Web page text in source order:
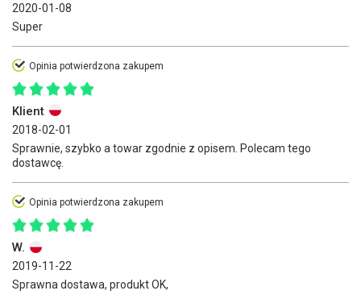
2020-01-08
Super
Opinia potwierdzona zakupem
Klient
2018-02-01
Sprawnie, szybko a towar zgodnie z opisem. Polecam tego
dostawcę.
Opinia potwierdzona zakupem
W.
2019-11-22
Sprawna dostawa, produkt OK,